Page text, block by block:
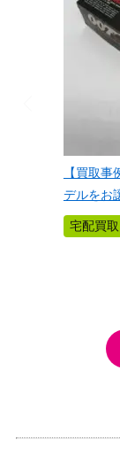
【買取
デルをお
宅配買取